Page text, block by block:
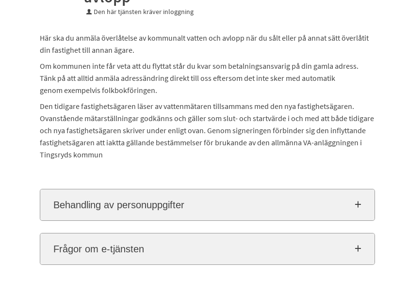
Den här tjänsten kräver inloggning
Här ska du anmäla överlåtelse av kommunalt vatten och avlopp när du sålt eller på annat sätt överlåtit
din fastighet till annan ägare.
Om kommunen inte får veta att du flyttat står du kvar som betalningsansvarig på din gamla adress.
Tänk på att alltid anmäla adressändring direkt till oss eftersom det inte sker med automatik
genom exempelvis folkbokföringen.
Den tidigare fastighetsägaren läser av vattenmätaren tillsammans med den nya fastighetsägaren.
Ovanstående mätarställningar godkänns och gäller som slut- och startvärde i och med att både tidigare
och nya fastighetsägaren skriver under enligt ovan. Genom signeringen förbinder sig den inflyttande
fastighetsägaren att iaktta gällande bestämmelser för brukande av den allmänna VA-anläggningen i
Tingsryds kommun
Behandling av personuppgifter
Frågor om e-tjänsten